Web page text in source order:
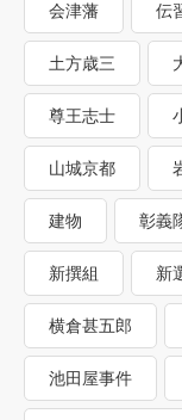
会津藩 伝
土方歳三
尊王志士
山城京都
建物 彰義
新撰組 新
横倉甚五郎
池田屋事件